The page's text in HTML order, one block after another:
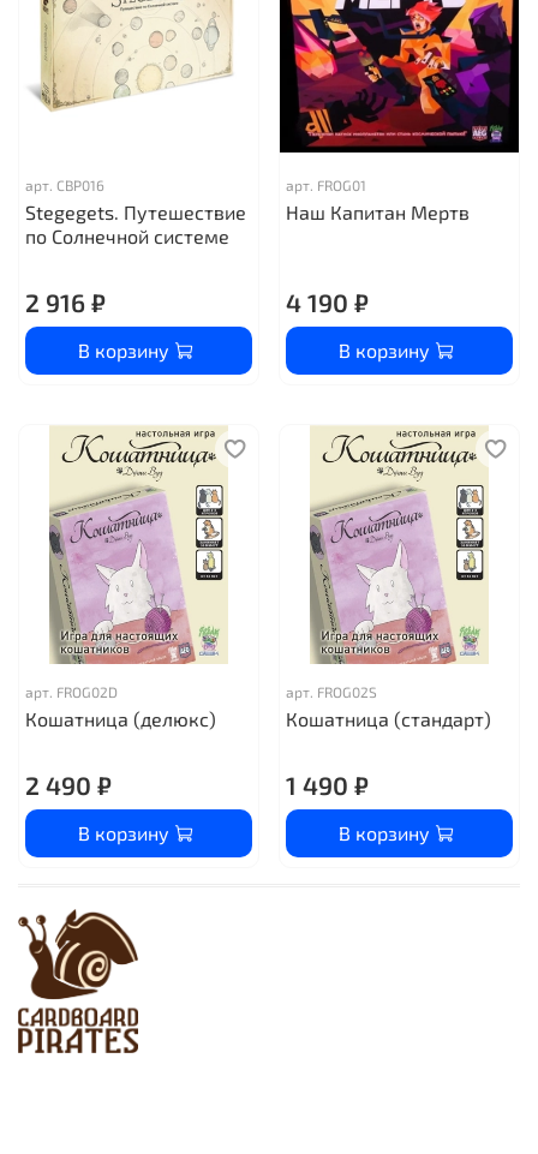
арт. CBP016
Stegegets. Путешествие
по Солнечной системе
2 916 ₽
В корзину
арт. FROG01
Наш Капитан Мертв
4 190 ₽
В корзину
арт. FROG02D
Кошатница (делюкс)
2 490 ₽
В корзину
арт. FROG02S
Кошатница (стандарт)
1 490 ₽
В корзину